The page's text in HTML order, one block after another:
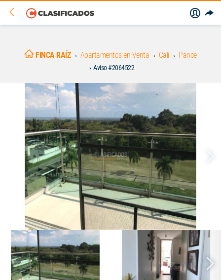
FINCA RAÍZ Apartamentos en Venta Cali Pance
Aviso #2064522